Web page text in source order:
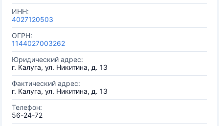
ИНН:
4027120503
ОГРН:
1144027003262
Юридический адрес:
г. Калуга, ул. Никитина, д. 13
Фактический адрес:
г. Калуга, ул. Никитина, д. 13
Телефон:
56-24-72